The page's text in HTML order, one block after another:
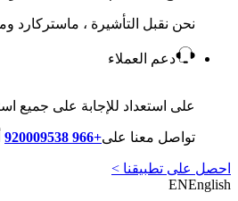
نحن نقبل التأشيرة ، ماستركارد
دعم العملاء
على استعداد للإجابة على جميع
تواصل معنا على+966 920009538
احصل على تطبيقنا >
ENEnglish